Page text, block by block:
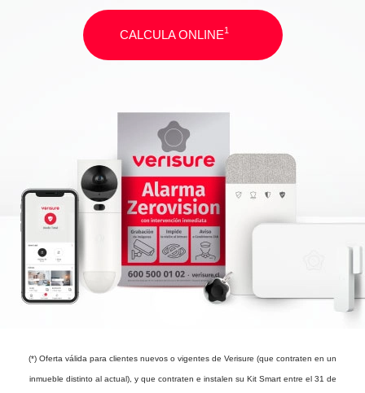
CALCULA ONLINE1
(*) Oferta válida para clientes nuevos o vigentes de Verisure (que contraten en un
inmueble distinto al actual), y que contraten e instalen su Kit Smart entre el 31 de